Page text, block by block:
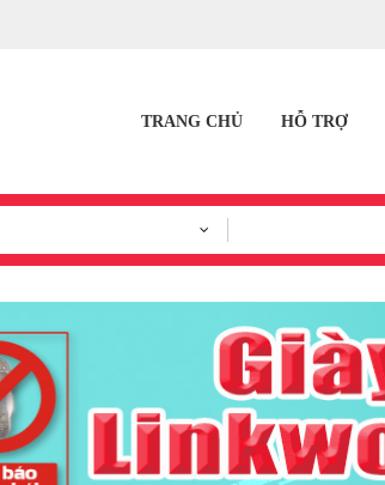
TRANG CHỦ HỖ TRỢ